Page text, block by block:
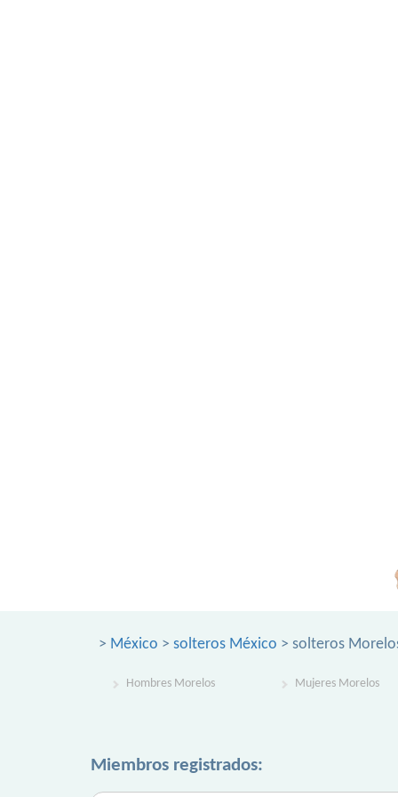
> México > solteros México > solteros
Hombres Morelos Mujeres Morelos
Miembros registrados: